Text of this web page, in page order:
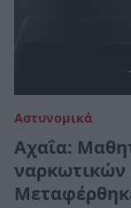
Αστυνομικά
Αχαΐα:
ναρκωτικών